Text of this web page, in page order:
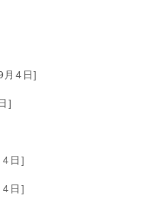
月4日]
]
4日]
4日]